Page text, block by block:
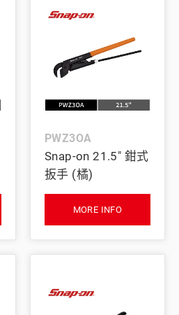
PWZ3OA
Snap-on 21.5" 鉗式
扳手 (橘)
MORE INFO